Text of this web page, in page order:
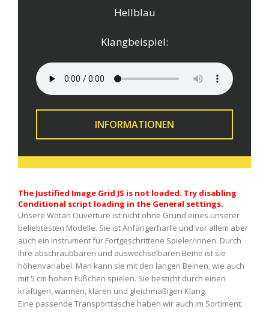
Hellblau
Klangbeispiel:
INFORMATIONEN
The Justified Image Grid JS is not loaded. Try disabling
Conditional script loading in the General settings.
Unsere Wotan Ouverture ist nicht ohne Grund eines unserer
beliebtesten Modelle. Sie ist Anfängerharfe und vor allem aber
auch ein Instrument für Fortgeschrittene Spieler/innen. Durch
Ihre abschraubbaren und auswechselbaren Beine ist sie
höhenvariabel. Man kann sie mit den langen Beinen, wie auch
mit 5 cm hohen Füßchen spielen. Sie besticht durch einen
kräftigen, warmen, klaren und gleichmäßigen Klang.
Eine passende Transporttasche haben wir auch im Sortiment.